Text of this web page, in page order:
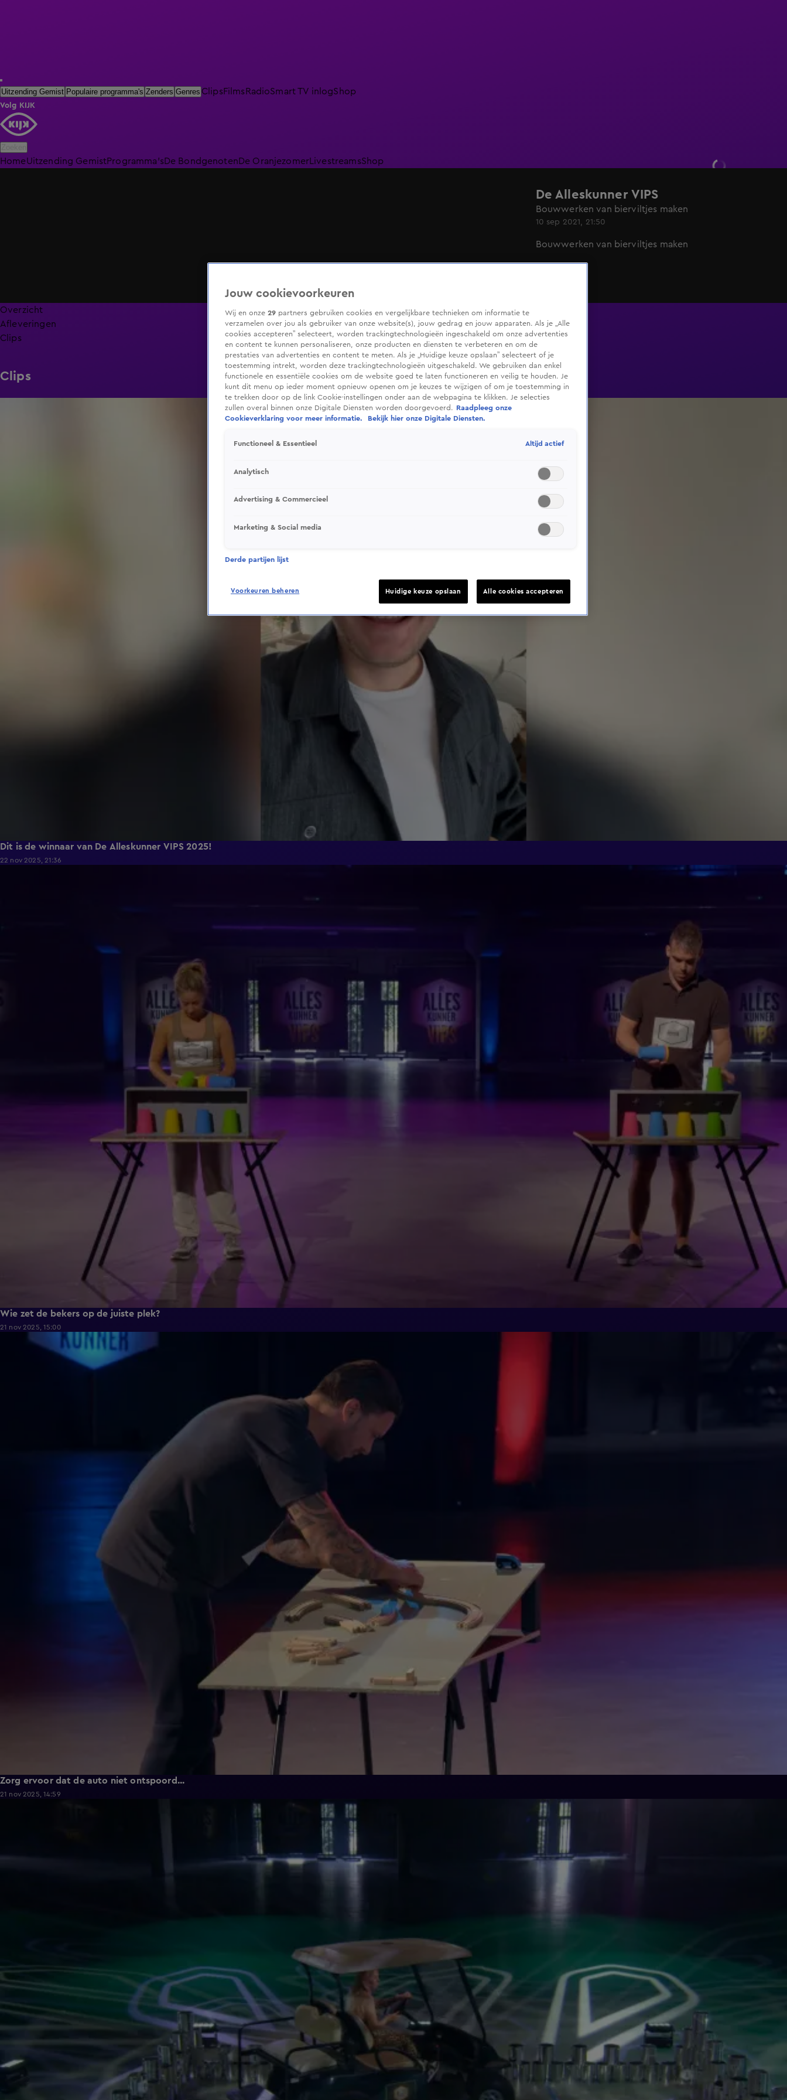
Uitzending Gemist Populaire programma's Zenders Genres ClipsFilmsRadioSmart TV inlogShop
Volg KIJK
HomeUitzending GemistProgramma'sDe BondgenotenDe Oranjezomer LivestreamsShop
De Alleskunner VIPS
Bouwwerken van bierviltjes maken
10 sep 2021, 21:50
Bouwwerken van bierviltjes maken
Overzicht
Afleveringen
Clips
Clips
Dit is de winnaar van De Alleskunner VIPS 2025!
22 nov 2025, 21:36
Wie zet de bekers op de juiste plek?
21 nov 2025, 15:00
Zorg ervoor dat de auto niet ontspoord...
21 nov 2025, 14:59
Jouw cookievoorkeuren
Wij en onze 29 partners gebruiken cookies en vergelijkbare technieken om informatie te
verzamelen over jou als gebruiker van onze website(s), jouw gedrag en jouw apparaten. Als je „Alle
cookies accepteren” selecteert, worden trackingtechnologieën ingeschakeld om onze advertenties
en content te kunnen personaliseren, onze producten en diensten te verbeteren en om de
prestaties van advertenties en content te meten. Als je „Huidige keuze opslaan” selecteert of je
toestemming intrekt, worden deze trackingtechnologieën uitgeschakeld. We gebruiken dan enkel
functionele en essentiële cookies om de website goed te laten functioneren en veilig te houden. Je
kunt dit menu op ieder moment opnieuw openen om je keuzes te wijzigen of om je toestemming in
te trekken door op de link Cookie-instellingen onder aan de webpagina te klikken. Je selecties
zullen overal binnen onze Digitale Diensten worden doorgevoerd.
Raadpleeg onze
Cookieverklaring voor meer informatie.
Bekijk hier onze Digitale Diensten.
Functioneel & Essentieel Altijd actief
Analytisch
Advertising & Commercieel
Marketing & Social media
Derde partijen lijst
Voorkeuren beheren Huidige keuze opslaan Alle cookies accepteren